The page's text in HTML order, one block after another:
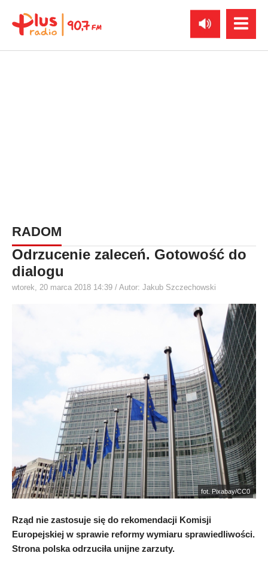
RADOM
Odrzucenie zaleceń. Gotowość do
dialogu
wtorek, 20 marca 2018 14:39 / Autor: Jakub Szczechowski
fot. Pixabay/CC0
Rząd nie zastosuje się do rekomendacji Komisji
Europejskiej w sprawie reformy wymiaru sprawiedliwości.
Strona polska odrzuciła unijne zarzuty.